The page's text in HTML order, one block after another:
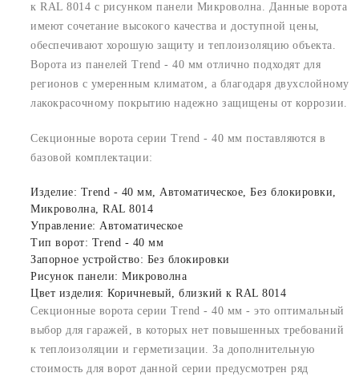
к RAL 8014 с рисунком панели Микроволна. Данные ворота
имеют сочетание высокого качества и доступной цены,
обеспечивают хорошую защиту и теплоизоляцию объекта.
Ворота из панелей Trend - 40 мм отлично подходят для
регионов с умеренным климатом, а благодаря двухслойному
лакокрасочному покрытию надежно защищены от коррозии.
Секционные ворота серии Trend - 40 мм поставляются в
базовой комплектации:
Изделие: Trend - 40 мм, Автоматическое, Без блокировки,
Микроволна, RAL 8014
Управление: Автоматическое
Тип ворот: Trend - 40 мм
Запорное устройство: Без блокировки
Рисунок панели: Микроволна
Цвет изделия: Коричневый, близкий к RAL 8014
Секционные ворота серии Trend - 40 мм - это оптимальный
выбор для гаражей, в которых нет повышенных требований
к теплоизоляции и герметизации. За дополнительную
стоимость для ворот данной серии предусмотрен ряд